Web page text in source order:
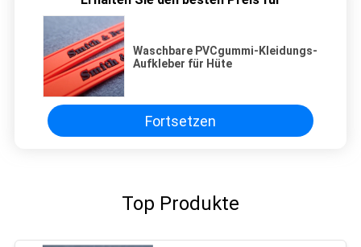
Waschbare PVCgummi-Kleidungs-
Aufkleber für Hüte
Fortsetzen
Top Produkte